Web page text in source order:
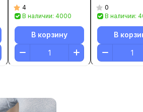
4
В наличии: 4000
В корзину
крышкой
0
В наличии:
В